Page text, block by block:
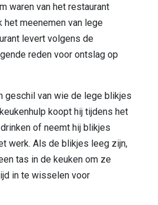
waren van het restaurant
het meenemen van lege
levert volgens de
reden voor ontslag op
geschil van wie de lege blikjes
koopt hij tijdens het
of neemt hij blikjes
werk. Als de blikjes leeg zijn,
tas in de keuken om ze
in te wisselen voor